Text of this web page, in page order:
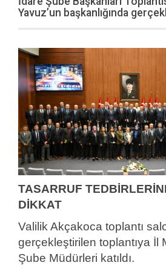
Yavuz’un başkanlığında
TASARRUF
DİKKAT
Valilik Akçakoca toplantı
gerçekleştirilen toplantıya İl
Şube Müdürleri katıldı.